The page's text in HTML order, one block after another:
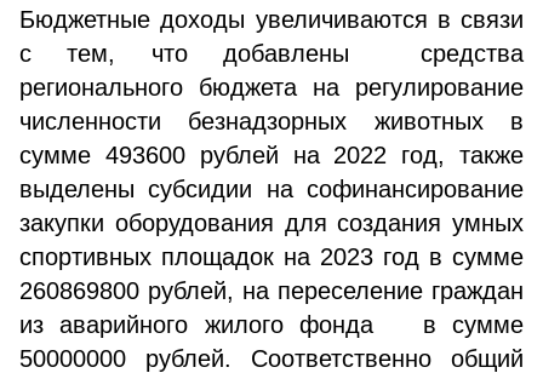
Бюджетные доходы увеличиваются в связи
с тем, что добавлены средства
регионального бюджета на регулирование
численности безнадзорных животных в
сумме 493600 рублей на 2022 год, также
выделены субсидии на софинансирование
закупки оборудования для создания умных
спортивных площадок на 2023 год в сумме
260869800 рублей, на переселение граждан
из аварийного жилого фонда в сумме
50000000 рублей. Соответственно общий